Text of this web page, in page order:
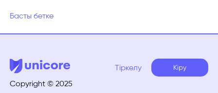
Басты бетке
Copyright © 2025
Тіркелу Кіру